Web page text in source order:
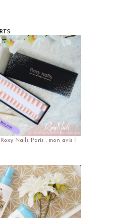
Nails Paris : mon avis !